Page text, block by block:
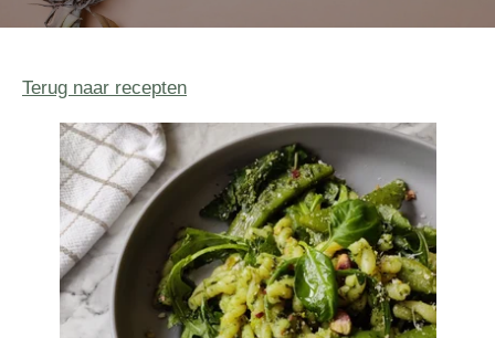
Terug naar recepten